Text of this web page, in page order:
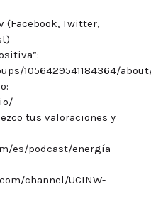
(Facebook, Twitter,
1056429541184364/
tus valoraciones y
es/podcast/energía-
channel/UCINW-